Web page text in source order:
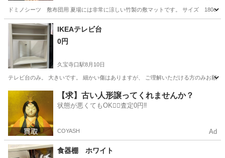
ドミノシーツ 敷布団用 夏場には非常に涼しい竹製の敷マットです。 サイズ 180cm
大阪 茨木市 シーツ
IKEAテレビ台
0円
久宝寺口駅8月10日
テレビ台のみ。 大きいです。 細かい傷はありますが、 ご理解いただける方のみお願
久宝寺口駅 収納家具 IKEA
【求】古い人形譲ってくれませんか？
状態が悪くてもOK🙆‍♀️査定0円‼️
COYASH Ad
食器棚 ホワイト